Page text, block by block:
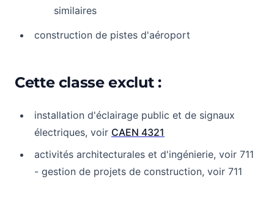
similaires
construction de pistes d'aéroport
Cette classe exclut :
installation d'éclairage public et de signaux
électriques, voir CAEN 4321
activités architecturales et d'ingénierie, voir 711
- gestion de projets de construction, voir 711